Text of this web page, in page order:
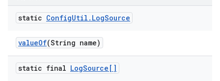
static ConfigUtil . LogSource
valueOf(String name)
static final LogSource[]